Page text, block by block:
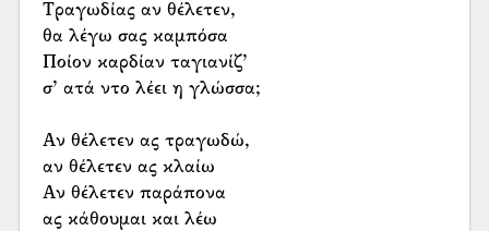
Τραγωδίας αν θέλετεν,
θα λέγω σας καμπόσα
Ποίον καρδίαν ταγιανίζ’
σ’ ατά ντο λέει η γλώσσα;
Αν θέλετεν ας τραγωδώ,
αν θέλετεν ας κλαίω
Αν θέλετεν παράπονα
ας κάθουμαι και λέω